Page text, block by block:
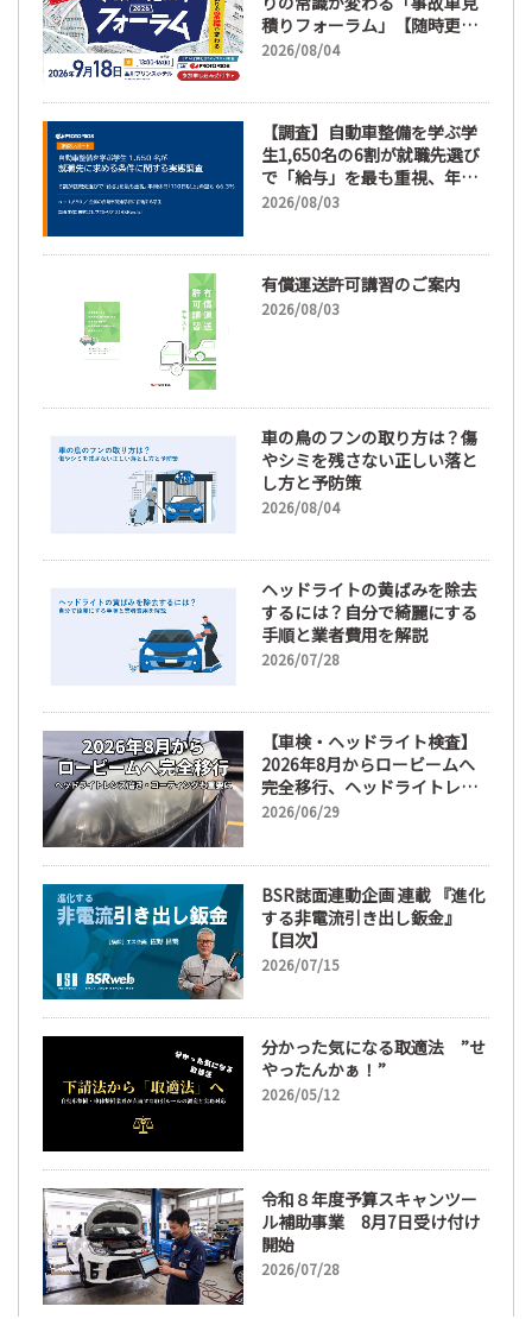
積りフォーラム」【随時更
新】
2026/08/04
【調査】自動車整備を学ぶ学
生1,650名の6割が就職先選び
で「給与」を最も重視、年間
休日「110日以上」希望も
2026/08/03
有償運送許可講習のご案内
2026/08/03
車の鳥のフンの取り方は？傷
やシミを残さない正しい落と
し方と予防策
2026/08/04
ヘッドライトの黄ばみを除去
するには？自分で綺麗にする
手順と業者費用を解説
2026/07/28
【車検・ヘッドライト検査】
2026年8月からロービームへ
完全移行、ヘッドライトレン
ズ磨き・コーティングも重要
2026/06/29
BSR誌面連動企画 連載 『進化
する非電流引き出し鈑金』
【目次】
2026/07/15
分かった気になる取適法 ”せ
やったんかぁ！”
2026/05/12
令和８年度予算スキャンツー
ル補助事業 8月7日受け付け
開始
2026/07/28